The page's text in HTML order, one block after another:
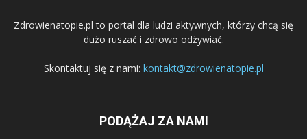
Zdrowienatopie.pl to portal dla ludzi aktywnych, którzy chcą się
dużo ruszać i zdrowo odżywiać.
Skontaktuj się z nami: kontakt@zdrowienatopie.pl
PODĄŻAJ ZA NAMI